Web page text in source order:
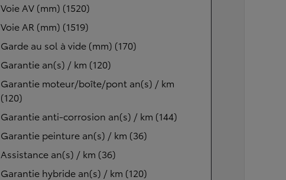
Voie AV (mm) (1520)
Voie AR (mm) (1519)
Garde au sol à vide (mm) (170)
Garantie an(s) / km (120)
Garantie moteur/boîte/pont an(s) / km
(120)
Garantie anti-corrosion an(s) / km (144)
Garantie peinture an(s) / km (36)
Assistance an(s) / km (36)
Garantie hybride an(s) / km (120)